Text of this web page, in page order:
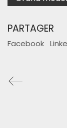
PARTAGER
Facebook